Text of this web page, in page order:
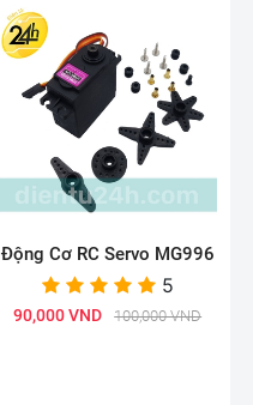
Động Cơ RC Servo MG996
5
90,000 VND 100,000 VND